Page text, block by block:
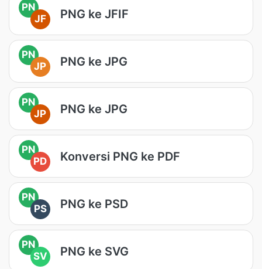
PN
JF
PNG ke JFIF
PN
JP
PNG ke JPG
PN
JP
PNG ke JPG
PN
PD
Konversi PNG ke PDF
PN
PS
PNG ke PSD
PN
SV
PNG ke SVG